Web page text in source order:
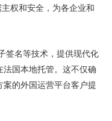
权和安全，为各企业和
签名等技术，提供现代化
国本地托管。这不仅确
的外国运营平台客户提